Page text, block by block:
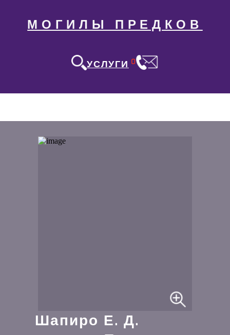
МОГИЛЫ ПРЕДКОВ
УСЛУГИ 0
Шапиро Е. Д.